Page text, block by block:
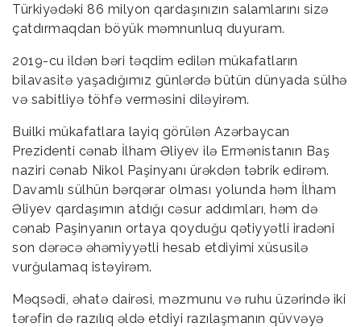
Türkiyədəki 86 milyon qardaşınızın salamlarını sizə
çatdırmaqdan böyük məmnunluq duyuram.
2019-cu ildən bəri təqdim edilən mükafatların
bilavasitə yaşadığımız günlərdə bütün dünyada sülhə
və sabitliyə töhfə verməsini diləyirəm.
Builki mükafatlara layiq görülən Azərbaycan
Prezidenti cənab İlham Əliyev ilə Ermənistanın Baş
naziri cənab Nikol Paşinyanı ürəkdən təbrik edirəm.
Davamlı sülhün bərqərar olması yolunda həm İlham
Əliyev qardaşımın atdığı cəsur addımları, həm də
cənab Paşinyanın ortaya qoyduğu qətiyyətli iradəni
son dərəcə əhəmiyyətli hesab etdiyimi xüsusilə
vurğulamaq istəyirəm.
Məqsədi, əhatə dairəsi, məzmunu və ruhu üzərində iki
tərəfin də razılıq əldə etdiyi razılaşmanın qüvvəyə